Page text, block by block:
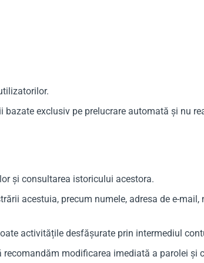
exclusiv pe prelucrare automată și nu
și consultarea istoricului acestora.
acestuia, precum numele, adresa de e-
activitățile desfășurate prin intermediul
modificarea imediată a parolei și